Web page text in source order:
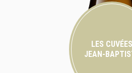
LES CUVÉES
JEAN-